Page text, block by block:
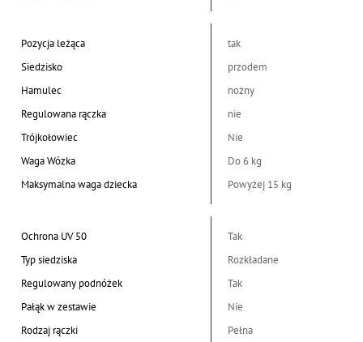
Pozycja leżąca
tak
Siedzisko
przodem
Hamulec
nożny
Regulowana rączka
nie
Trójkołowiec
Nie
Waga Wózka
Do 6 kg
Maksymalna waga dziecka
Powyżej 15 kg
Ochrona UV 50
Tak
Typ siedziska
Rozkładane
Regulowany podnóżek
Tak
Pałąk w zestawie
Nie
Rodzaj rączki
Pełna